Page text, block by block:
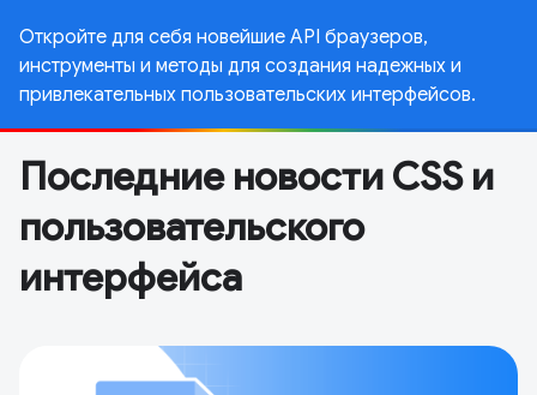
Откройте для себя новейшие API браузеров,
инструменты и методы для создания надежных и
привлекательных пользовательских интерфейсов.
Последние новости CSS и
пользовательского
интерфейса